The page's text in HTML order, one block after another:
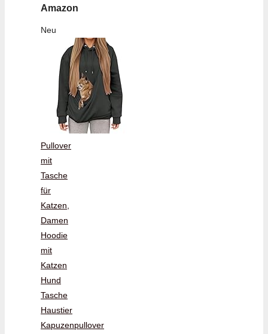
Amazon
Neu
Pullover
mit
Tasche
für
Katzen,
Damen
Hoodie
mit
Katzen
Hund
Tasche
Haustier
Kapuzenpullover